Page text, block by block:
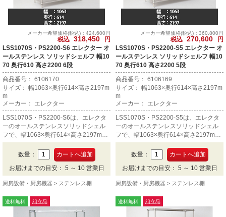
メーカー希望価格(税込)：424,600円
税込 318,450
円
LSS1070S・PS2200-S6 エレクター オ
ールステンレス ソリッドシェルフ 幅10
70 奥行610 高さ2200 6段
商品番号： 6106170
サイズ： 幅1063×奥行614×高さ2197m
m
メーカー： エレクター
LSS1070S・PS2200-S6は、エレクタ
ーのオールステンレスソリッドシェル
フで、幅1063×奥行614×高さ2197mm
の6段です。
数量：
お届けまでの目安： 5 ～ 10 営業日
厨房設備・厨房機器 ステンレス棚
メーカー希望価格(税込)：360,800円
税込 270,600
円
LSS1070S・PS2200-S5 エレクター オ
ールステンレス ソリッドシェルフ 幅10
70 奥行610 高さ2200 5段
商品番号： 6106169
サイズ： 幅1063×奥行614×高さ2197m
m
メーカー： エレクター
LSS1070S・PS2200-S5は、エレクタ
ーのオールステンレスソリッドシェル
フで、幅1063×奥行614×高さ2197mm
の5段です。
数量：
お届けまでの目安： 5 ～ 10 営業日
厨房設備・厨房機器 ステンレス棚
送料無料 組立品 送料無料 組立品